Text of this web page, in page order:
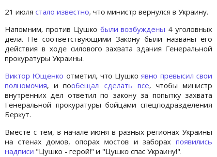
21 июля стало известно, что министр вернулся в Украину.
Напомним, против Цушко были возбуждены 4 уголовных
дела. Не соответствующими Закону были названы его
действия в ходе силового захвата здания Генеральной
прокуратуры Украины.
Виктор Ющенко отметил, что Цушкоявно превысил свои
полномочия, и пообещал сделать все, чтобы министр
внутренних дел ответил по закону за попытку захвата
Генеральной прокуратуры бойцами спецподразделения
Беркут.
Вместе с тем, в начале июня в разных регионах Украины
на стенах домов, опорах мостов и заборах появились
надписи "Цушко - герой!" и "Цушко спас Украину!".